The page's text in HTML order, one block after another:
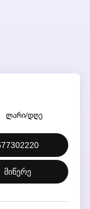
ლარი/დღე
მიწერე